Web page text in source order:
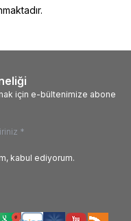
için e-bültenimize abone
kabul ediyorum.